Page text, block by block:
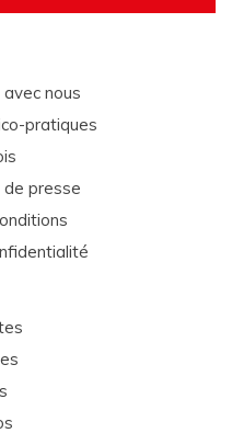
nous
pratiques
de presse